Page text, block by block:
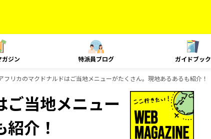
ガジン 特派員ブログ ガイドブック
フリカのマクドナルドはご当地メニューがたくさん。現地あるあるも紹介！
ご当地メニュー
介！